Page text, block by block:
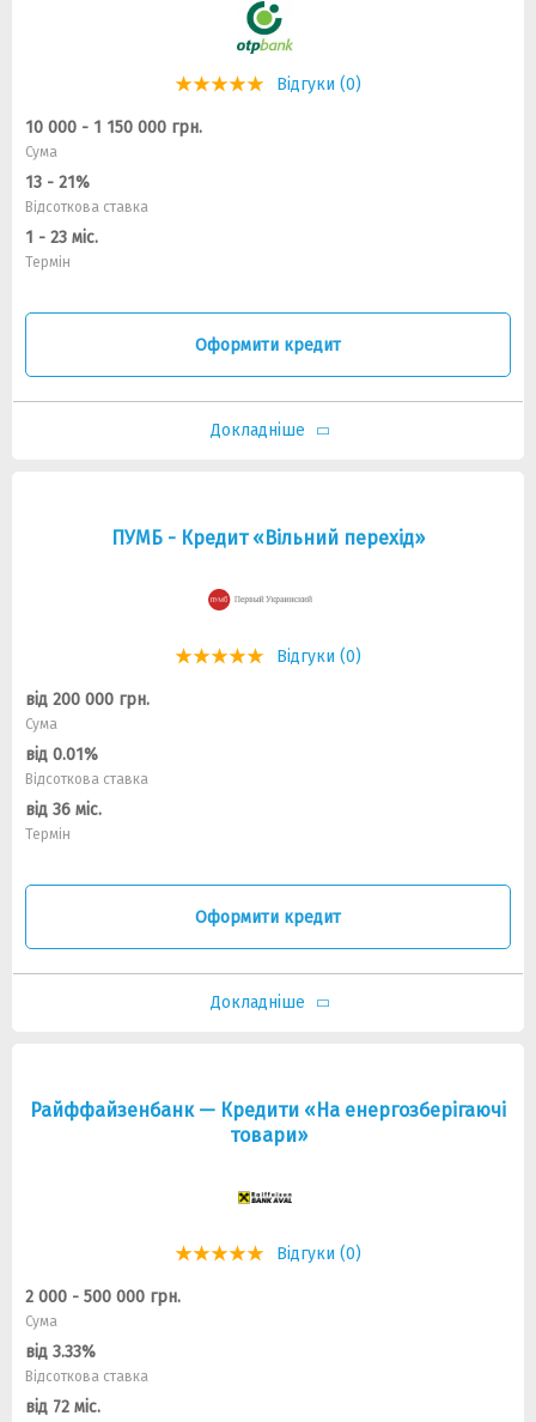
Відгуки (0)
10 000 - 1 150 000 грн.
Сума
13 - 21%
Відсоткова ставка
1 - 23 міс.
Термін
Оформити кредит
Докладніше
ПУМБ - Кредит «Вільний перехід»
Відгуки (0)
від 200 000 грн.
Сума
від 0.01%
Відсоткова ставка
від 36 міс.
Термін
Оформити кредит
Докладніше
Райффайзенбанк — Кредити «На енергозберігаючі
товари»
Відгуки (0)
2 000 - 500 000 грн.
Сума
від 3.33%
Відсоткова ставка
від 72 міс.